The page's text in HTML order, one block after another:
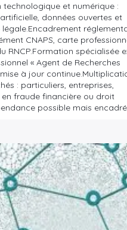
technologique et numérique :
données ouvertes et
légale.Encadrement
CNAPS, carte
RNCP.Formation spécialisée
« Agent de Recherches
à jour
: particuliers, entreprises,
fraude financière ou droit
possible mais